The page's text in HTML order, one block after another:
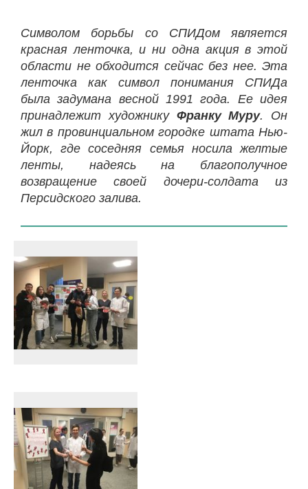
Символом борьбы со СПИДом является
красная ленточка, и ни одна акция в этой
области не обходится сейчас без нее. Эта
ленточка как символ понимания СПИДа
была задумана весной 1991 года. Ее идея
принадлежит художнику Франку Муру. Он
жил в провинциальном городке штата Нью-
Йорк, где соседняя семья носила желтые
ленты, надеясь на благополучное
возвращение своей дочери-солдата из
Персидского залива.